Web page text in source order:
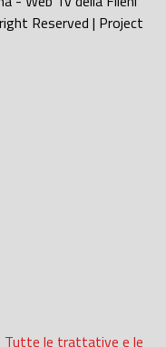
Reserved | Project
Tutte le trattative e le